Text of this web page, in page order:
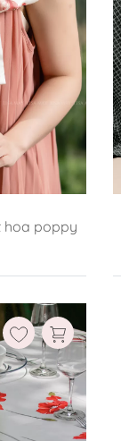
hoa poppy